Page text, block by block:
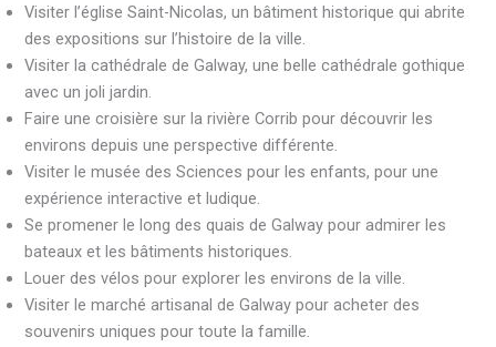
Visiter l’église Saint-Nicolas, un bâtiment historique qui abrite
des expositions sur l’histoire de la ville.
Visiter la cathédrale de Galway, une belle cathédrale gothique
avec un joli jardin.
Faire une croisière sur la rivière Corrib pour découvrir les
environs depuis une perspective différente.
Visiter le musée des Sciences pour les enfants, pour une
expérience interactive et ludique.
Se promener le long des quais de Galway pour admirer les
bateaux et les bâtiments historiques.
Louer des vélos pour explorer les environs de la ville.
Visiter le marché artisanal de Galway pour acheter des
souvenirs uniques pour toute la famille.